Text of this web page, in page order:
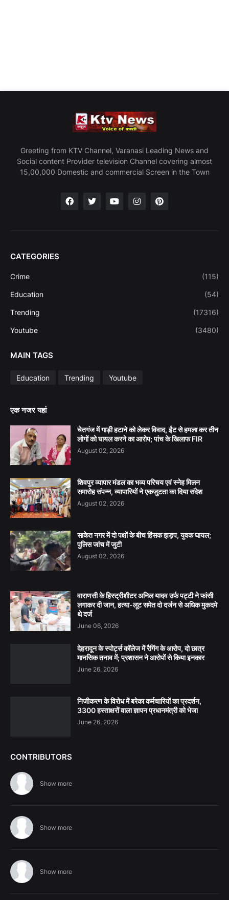
Greeting from KTV Channel, Varanasi Leading News and
Social content Provider television Channel covering almost
15,00,000 Domestic and commercial Screen in the Town
CATEGORIES
Crime (115)
Education (54)
Trending (17316)
Youtube (3480)
MAIN TAGS
Education Trending Youtube
एक नजर यहां
चेतगंज में गाड़ी हटाने को लेकर विवाद, ईंट से हमला कर तीन
लोगों को घायल करने का आरोप; पांच के खिलाफ FIR
August 02, 2026
शिवपुर व्यापार मंडल का भव्य परिचय एवं स्नेह मिलन
समारोह संपन्न, व्यापारियों ने एकजुटता का दिया संदेश
August 02, 2026
साकेत नगर में दो पक्षों के बीच हिंसक झड़प, युवक घायल;
पुलिस जांच में जुटी
August 02, 2026
वाराणसी के हिस्ट्रीशीटर अनिल यादव उर्फ पट्टी ने फांसी
लगाकर दी जान, हत्या-लूट समेत दो दर्जन से अधिक मुकदमे
थे दर्ज
June 06, 2026
देहरादून के स्पोर्ट्स कॉलेज में रैगिंग के आरोप, दो छात्र
मानसिक तनाव में; प्रशासन ने आरोपों से किया इनकार
June 26, 2026
निजीकरण के विरोध में बरेका कर्मचारियों का प्रदर्शन,
3300 हस्ताक्षरों वाला ज्ञापन प्रधानमंत्री को भेजा
June 26, 2026
CONTRIBUTORS
Show more
Show more
Show more